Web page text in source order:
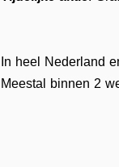
In heel Nederland
Meestal binnen 2